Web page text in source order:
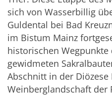
sich von Wasserbillig
Guldental bei Bad
im Bistum Mainz
historischen
gewidmeten
Abschnitt in der
Weinberglandschaft der